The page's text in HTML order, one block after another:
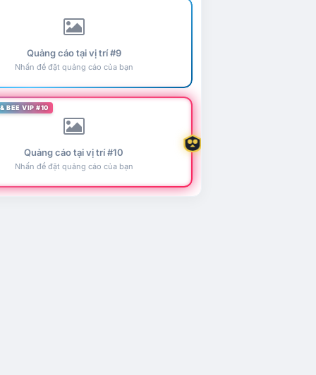
Quảng cáo tại vị trí #9
Nhấn để đặt quảng cáo của bạn
BEE VIP #10
Quảng cáo tại vị trí #10
Nhấn để đặt quảng cáo của bạn